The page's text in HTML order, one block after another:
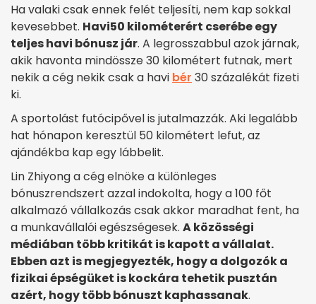
Ha valaki csak ennek felét teljesíti, nem kap sokkal
kevesebbet. Havi50 kilométerért cserébe egy
teljes havi bónusz jár. A legrosszabbul azok járnak,
akik havonta mindössze 30 kilométert futnak, mert
nekik a cég nekik csak a havi bér 30 százalékát fizeti
ki.
A sportolást futócipővel is jutalmazzák. Aki legalább
hat hónapon keresztül 50 kilométert lefut, az
ajándékba kap egy lábbelit.
Lin Zhiyong a cég elnöke a különleges
bónuszrendszert azzal indokolta, hogy a 100 főt
alkalmazó vállalkozás csak akkor maradhat fent, ha
a munkavállalói egészségesek. A közösségi
médiában több kritikát is kapott a vállalat.
Ebben azt is megjegyezték, hogy a dolgozók a
fizikai épségüket is kockára tehetik pusztán
azért, hogy több bónuszt kaphassanak.